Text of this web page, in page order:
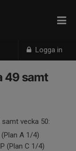
Logga in
49 samt
vecka 50:
A 1/4)
(Plan C 1/4)